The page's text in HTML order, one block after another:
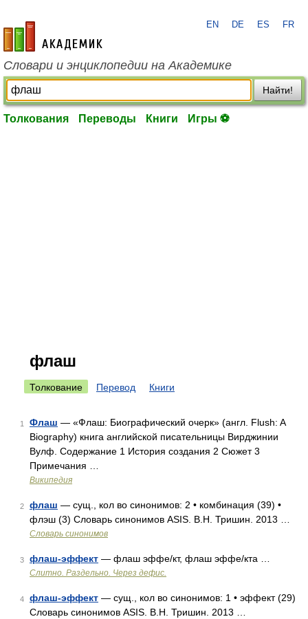
academic.ru
EN DE ES FR
Словари и энциклопедии на Академике
Найти!
Толкования Переводы Книги Игры ⚽
флаш
Толкование Перевод Книги
1 Флаш — «Флаш: Биографический очерк» (англ. Flush: A
Biography) книга английской писательницы Вирджинии
Вулф. Содержание 1 История создания 2 Сюжет 3
Примечания …
Википедия
2 флаш — сущ., кол во синонимов: 2 • комбинация (39) •
флэш (3) Словарь синонимов ASIS. В.Н. Тришин. 2013 …
Словарь синонимов
3 флаш-эффект — флаш эффе/кт, флаш эффе/кта …
Слитно. Раздельно. Через дефис.
4 флаш-эффект — сущ., кол во синонимов: 1 • эффект (29)
Словарь синонимов ASIS. В.Н. Тришин. 2013 …